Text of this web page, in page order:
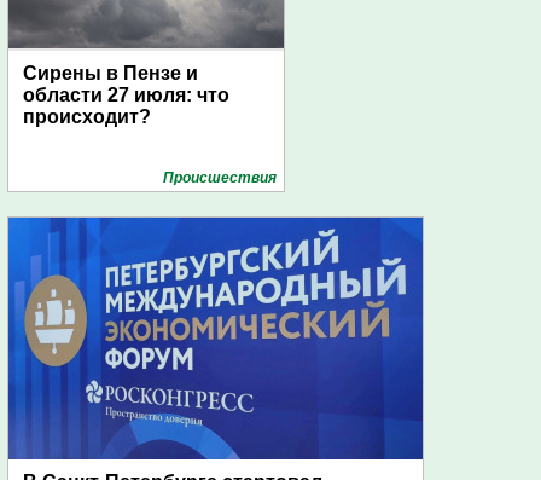
Сирены в Пензе и
области 27 июля: что
происходит?
Проиcшествия